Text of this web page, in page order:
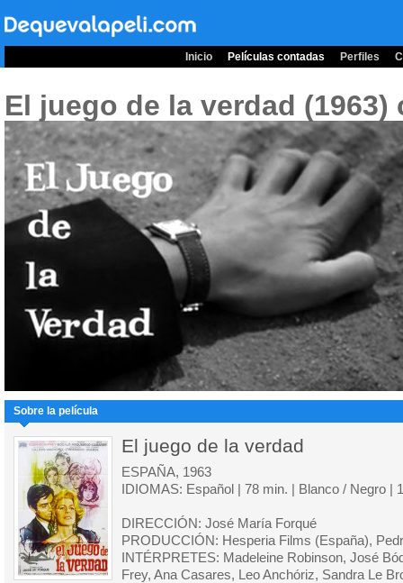
Inicio Películas contadas Perfiles
El juego de la verdad (1963)
Sobre la película
El juego de la verdad
ESPAÑA, 1963
IDIOMAS: Español | 78 min. | Blanco / Negro |
DIRECCIÓN: José María Forqué
PRODUCCIÓN: Hesperia Films (España),
INTÉRPRETES: Madeleine Robinson, José
Frey, Ana Casares, Leo Anchóriz, Sandra Le